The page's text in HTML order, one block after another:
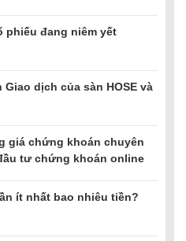
phiếu đang niêm yết
dịch của sàn HOSE và
giá chứng khoán chuyên
tư chứng khoán online
ít nhất bao nhiêu tiền?